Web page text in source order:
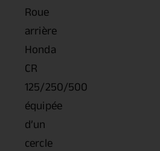
Roue
arrière
Honda
CR
125/250/500
équipée
d’un
cercle